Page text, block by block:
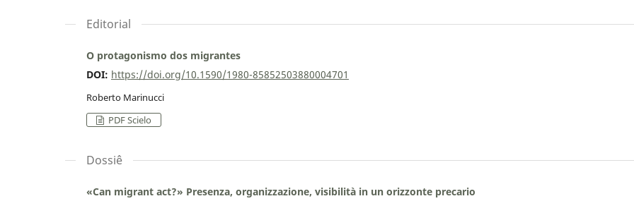
Editorial
O protagonismo dos migrantes
DOI: https://doi.org/10.1590/1980-85852503880004701
Roberto Marinucci
PDF Scielo
Dossiê
«Can migrant act?» Presenza, organizzazione, visibilità in un orizzonte precario